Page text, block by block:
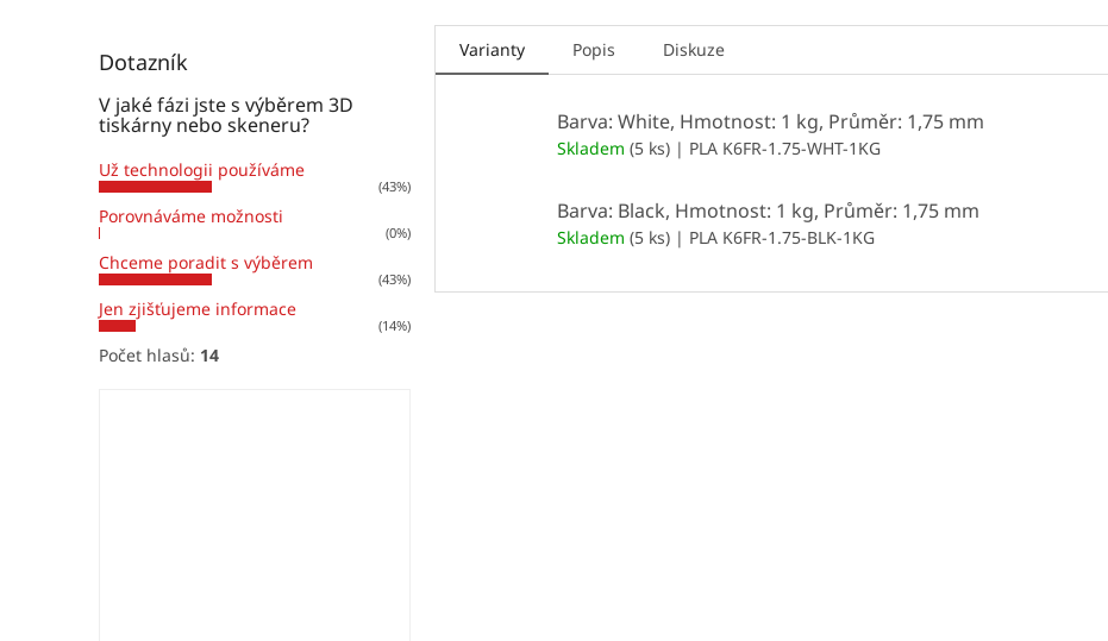
Dotazník
V jaké fázi jste s výběrem 3D
tiskárny nebo skeneru?
Už technologii používáme
(43%)
Porovnáváme možnosti
(0%)
Chceme poradit s výběrem
(43%)
Jen zjišťujeme informace
(14%)
Počet hlasů: 14
Varianty Popis Diskuze
Barva: White, Hmotnost: 1 kg, Průměr: 1,75 mm
Skladem (5 ks) | PLA K6FR-1.75-WHT-1KG
Barva: Black, Hmotnost: 1 kg, Průměr: 1,75 mm
Skladem (5 ks) | PLA K6FR-1.75-BLK-1KG